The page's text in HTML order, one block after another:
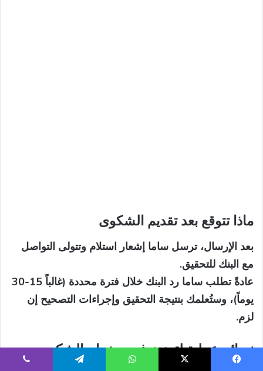
ماذا تتوقع بعد تقديم الشكوى
بعد الإرسال، ترسل ساما إشعار استلام وتتولى التواصل
مع البنك للتحقيق.
عادةً تطلب ساما رد البنك خلال فترة محددة (غالباً 15-30
يوماً)، وستُعلمك بنتيجة التحقيق وإجراءات التصحيح إن
لزم.
نصائح عملية لتعزيز فرص نجاح الشكوى